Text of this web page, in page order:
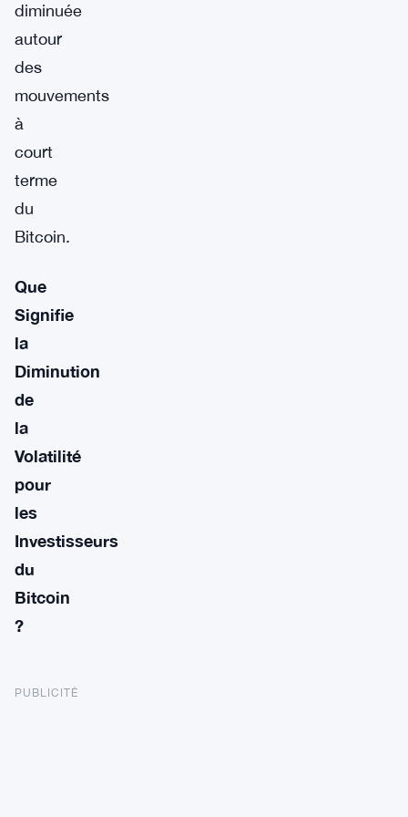
diminuée
autour
des
mouvements
à
court
terme
du
Bitcoin.
Que
Signifie
la
Diminution
de
la
Volatilité
pour
les
Investisseurs
du
Bitcoin
?
PUBLICITÉ